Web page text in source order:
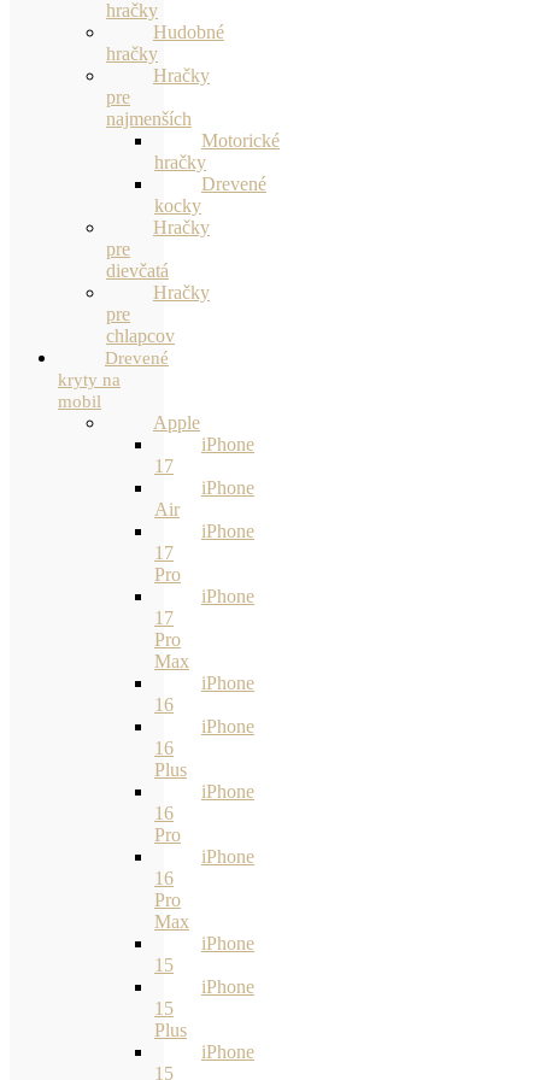
hračky
Hudobné
hračky
Hračky
pre
najmenších
Motorické
hračky
Drevené
kocky
Hračky
pre
dievčatá
Hračky
pre
chlapcov
Drevené
kryty na
mobil
Apple
iPhone
17
iPhone
Air
iPhone
17
Pro
iPhone
17
Pro
Max
iPhone
16
iPhone
16
Plus
iPhone
16
Pro
iPhone
16
Pro
Max
iPhone
15
iPhone
15
Plus
iPhone
15